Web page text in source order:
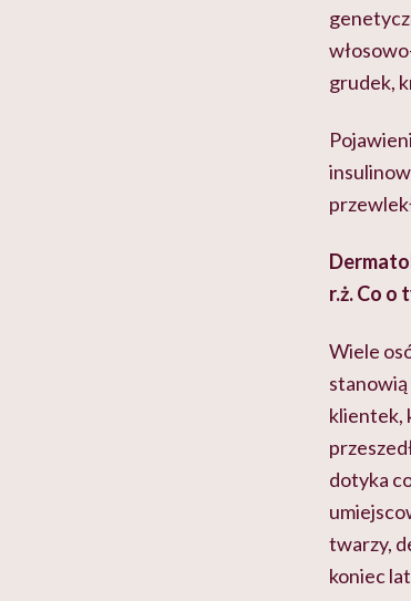
grudek,
r.ż. Co o
Wiele
stanowią
klientek,
dotyka
twarzy,
koniec